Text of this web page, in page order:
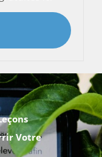
Votre